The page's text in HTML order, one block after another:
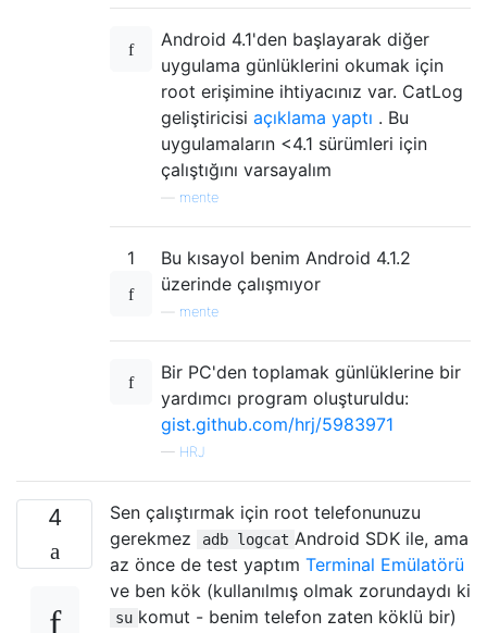
Android 4.1'den başlayarak diğer
uygulama günlüklerini okumak için
root erişimine ihtiyacınız var. CatLog
geliştiricisi açıklama yaptı . Bu
uygulamaların <4.1 sürümleri için
çalıştığını varsayalım
mente
1
Bu kısayol benim Android 4.1.2
üzerinde çalışmıyor
mente
Bir PC'den toplamak günlüklerine bir
yardımcı program oluşturuldu:
gist.github.com/hrj/5983971
— HRJ
4
Sen çalıştırmak için root telefonunuzu
gerekmez
adb logcat Android SDK ile, ama
az önce de test yaptım Terminal Emülatörü
ve ben kök (kullanılmış olmak zorundaydı ki
su komut - benim telefon zaten köklü bir)